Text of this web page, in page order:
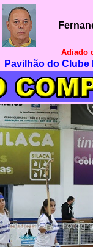
Adiado
Pavilhão do